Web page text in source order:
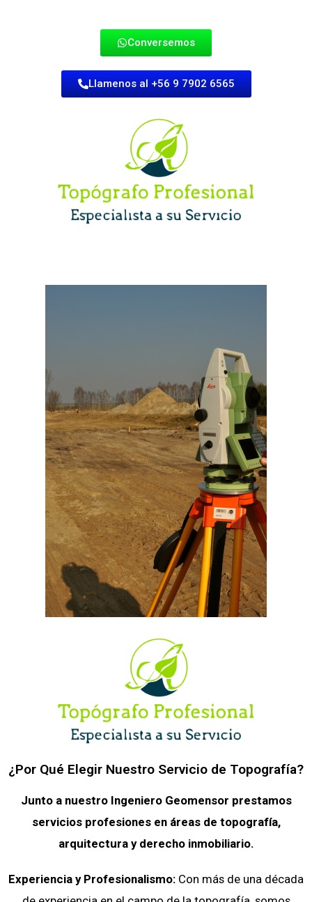
Conversemos
Llamenos al +56 9 7902 6565
¿Por Qué Elegir Nuestro Servicio de Topografía?
Junto a nuestro Ingeniero Geomensor prestamos
servicios profesiones en áreas de topografía,
arquitectura y derecho inmobiliario.
Experiencia y Profesionalismo: Con más de una década